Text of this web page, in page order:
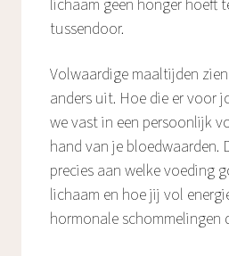
lichaam geen honger hoeft
tussendoor.
Volwaardige maaltijden
anders uit. Hoe die er voor
we vast in een persoonlijk
hand van je bloedwaarden.
precies aan welke voeding
lichaam en hoe jij vol
hormonale schommelingen